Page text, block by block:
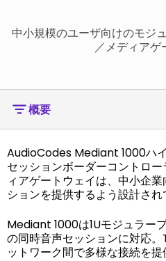
中小規模のユーザ向けのモジ
／メディアゲ
概要
AudioCodes Mediant 1000ハ
セッションボーダーコントロ
ィアゲートウェイは、中小企
ションを提供するよう設計され
Mediant 1000は1Uモジュラー
の同時音声セッションに対応
ットワーク間で多様な接続を提